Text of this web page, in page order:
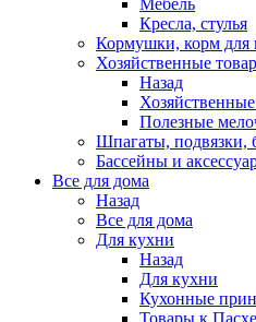
Мебель
Кресла, стулья
Кормушки, корм для
Хозяйственные
Назад
Полезные
Шпагаты, подвязки,
Бассейны и
Все для дома
Назад
Все для дома
Для кухни
Назад
Для кухни
Кухонные
Товары к Пасхе